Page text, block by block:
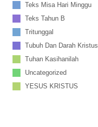
Teks Misa Hari Minggu
Teks Tahun B
Tritunggal
Tubuh Dan Darah Kristus
Tuhan Kasihanilah
Uncategorized
YESUS KRISTUS